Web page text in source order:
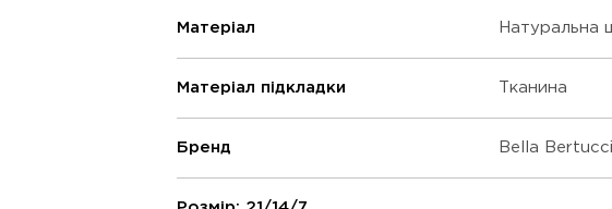
Матеріал Натуральна
Матеріал підкладки Тканина
Бренд Bella Bertucci